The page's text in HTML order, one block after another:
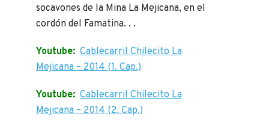
socavones de la Mina La Mejicana, en el
cordón del Famatina. . .
Youtube: Cablecarril Chilecito La
Mejicana – 2014 (1. Cap.)
Youtube: Cablecarril Chilecito La
Mejicana – 2014 (2. Cap.)